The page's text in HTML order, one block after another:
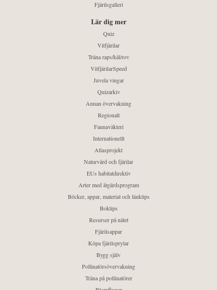
Fjärilsgalleri
Lär dig mer
Quiz
Vitfjärilar
Träna raps/kål/rov
VitfjärilarSpeed
Juvela vingar
Quizarkiv
Annan övervakning
Regionalt
Faunaväkteri
Internationellt
Atlasprojekt
Naturvård och fjärilar
EUs habitatdirektiv
Arter med åtgärdsprogram
Böcker, appar, material och länktips
Boktips
Resurser på nätet
Fjärilsappar
Köpa fjärilsprylar
Bygg själv
Pollinatörsövervakning
Träna på pollinatörer